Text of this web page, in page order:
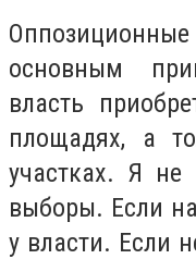
основным
власть
площадях, а
участках. Я
выборы. Если
у власти. Если